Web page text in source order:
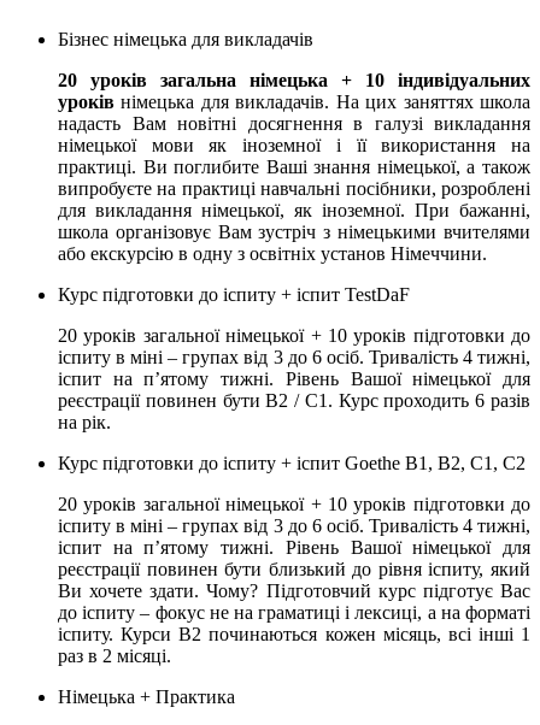
Бізнес німецька для викладачів
20 уроків загальна німецька + 10 індивідуальних
уроківнімецька для викладачів. На цих заняттях школа
надасть Вам новітні досягнення в галузі викладання
німецької мови як іноземної і її використання на
практиці. Ви поглибите Ваші знання німецької, а також
випробуєте на практиці навчальні посібники, розроблені
для викладання німецької, як іноземної. При бажанні,
школа організовує Вам зустріч з німецькими вчителями
або екскурсію в одну з освітніх установ Німеччини.
Курс підготовки до іспиту + іспит TestDaF
20 уроків загальної німецької + 10 уроків підготовки до
іспиту в міні – групах від 3 до 6 осіб. Тривалість 4 тижні,
іспит на п’ятому тижні. Рівень Вашої німецької для
реєстрації повинен бути B2 / C1. Курс проходить 6 разів
на рік.
Курс підготовки до іспиту + іспит Goethe B1, В2, С1, С2
20 уроків загальної німецької + 10 уроків підготовки до
іспиту в міні – групах від 3 до 6 осіб. Тривалість 4 тижні,
іспит на п’ятому тижні. Рівень Вашої німецької для
реєстрації повинен бути близький до рівня іспиту, який
Ви хочете здати. Чому? Підготовчий курс підготує Вас
до іспиту – фокус не на граматиці і лексиці, а на форматі
іспиту. Курси B2 починаються кожен місяць, всі інші 1
раз в 2 місяці.
Німецька + Практика